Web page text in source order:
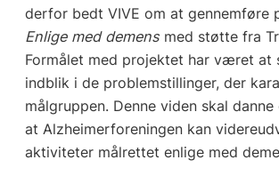
derfor bedt VIVE om at gennemføre
Enlige med demens med støtte fra
Formålet med projektet har været at
indblik i de problemstillinger, der
målgruppen. Denne viden skal
at Alzheimerforeningen kan
aktiviteter målrettet enlige med